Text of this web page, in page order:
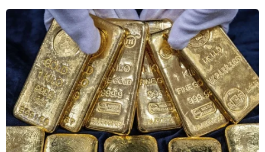
Ukraine: "70% lính Nga đã quay trở về phía
bên kia biên giới"
10/09/2014 10:49
Tổng thống Ukraine Petro Poroshenko cho biết Moskva
đã điều động lượng lớn các binh sỹ mà ông Poroshenko
cho là hiện diện tại miền Đông Ukraine trở về phía lãnh
thổ của Nga.